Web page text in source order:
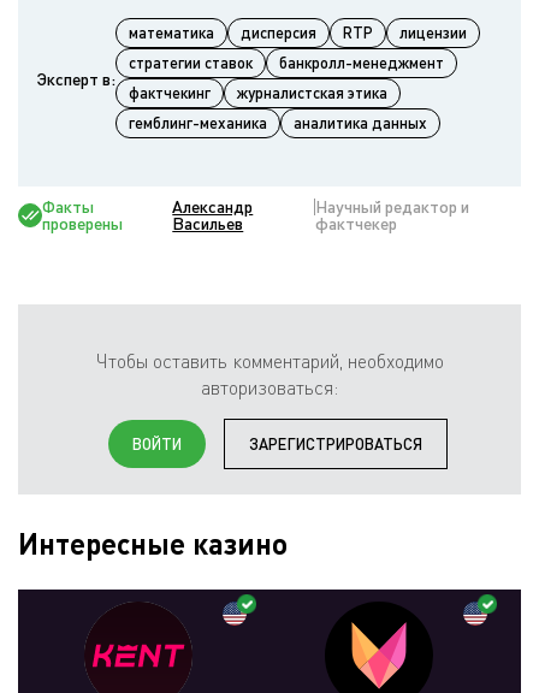
Эксперт в:
математика дисперсия RTP
лицензии
стратегии ставок
банкролл-менеджмент
фактчекинг
журналистская этика
гемблинг-механика
аналитика данных
Факты
проверены
Александр
Васильев
Научный редактор и
фактчекер
Чтобы оставить комментарий, необходимо
авторизоваться:
ВОЙТИ ЗАРЕГИСТРИРОВАТЬСЯ
Интересные казино